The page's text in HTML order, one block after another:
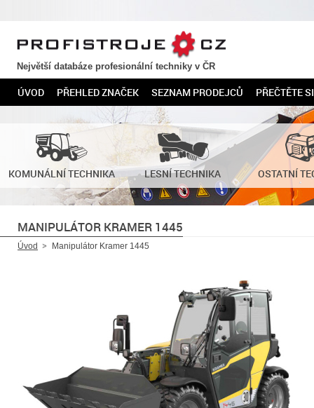
PROFISTROJE.CZ
Největší databáze profesionální techniky v ČR
ÚVOD PŘEHLED ZNAČEK SEZNAM PRODEJCŮ PŘEČTĚTE SI
KOMUNÁLNÍ TECHNIKA LESNÍ TECHNIKA OSTATNÍ
MANIPULÁTOR KRAMER 1445
Úvod Manipulátor Kramer 1445